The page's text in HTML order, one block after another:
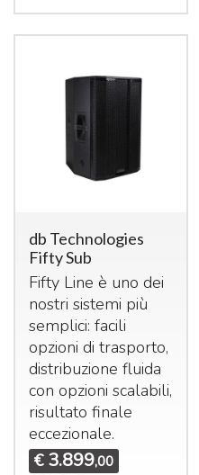
db Technologies
Fifty Sub
Fifty Line è uno dei
nostri sistemi più
semplici: facili
opzioni di trasporto,
distribuzione fluida
con opzioni scalabili,
risultato finale
eccezionale.
€ 3.899,00